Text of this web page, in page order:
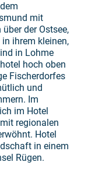
mit
der Ostsee,
ihrem kleinen,
in Lohme
hoch oben
Fischerdorfes
und
Im
im Hotel
regionalen
Hotel
in einem
Rügen.